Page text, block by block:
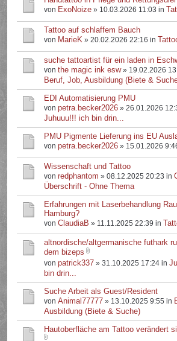
von ExoNoize » 10.03.2026 11:03 in
Tattoo auf schlaffem Bauch
von MarieK » 20.02.2026 22:16 in
suche tattoartist für ein laden in
vonthe magic ink esw» 19.02.2026
Beruf, Job, Ausbildung (Biete &
EDI Automatisierung PMU
vonpetra.becker2026 » 26.01.2026
Juhuuu!!! ich bin drin...
PMU Pigmente Lieferung ins EU
vonpetra.becker2026 » 15.01.2026
Wissenschaft und Tattoo
vonredphantom » 08.12.2025 20:23 in
Überschrift - Ohne Thema
Erfahrungen mit Laserbehandlung
Hamburg?
vonClaudiaB » 11.11.2025 22:39 in
altnordische/altgermanische futhark
dem bizeps
vonpatrick337 » 31.10.2025 17:24 in
bin drin...
Suche Arbeit als Guest/Resident
vonAnimal77777 » 13.10.2025 9:55 in
Ausbildung (Biete & Suche)
Hautoberfläche am Tattoo verändert